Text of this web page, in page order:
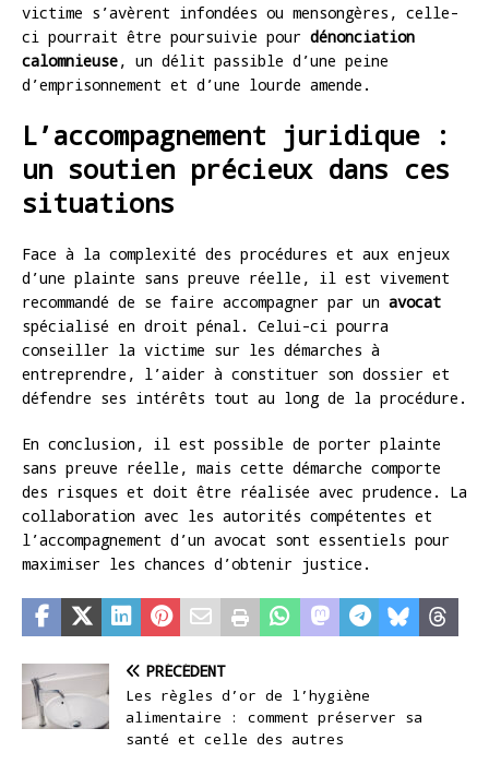
victime s’avèrent infondées ou mensongères, celle-
ci pourrait être poursuivie pour dénonciation
calomnieuse, un délit passible d’une peine
d’emprisonnement et d’une lourde amende.
L’accompagnement juridique :
un soutien précieux dans ces
situations
Face à la complexité des procédures et aux enjeux
d’une plainte sans preuve réelle, il est vivement
recommandé de se faire accompagner par un avocat
spécialisé en droit pénal. Celui-ci pourra
conseiller la victime sur les démarches à
entreprendre, l’aider à constituer son dossier et
défendre ses intérêts tout au long de la procédure.
En conclusion, il est possible de porter plainte
sans preuve réelle, mais cette démarche comporte
des risques et doit être réalisée avec prudence. La
collaboration avec les autorités compétentes et
l’accompagnement d’un avocat sont essentiels pour
maximiser les chances d’obtenir justice.
PRÉCÉDENT
Les règles d’or de l’hygiène
alimentaire : comment préserver sa
santé et celle des autres